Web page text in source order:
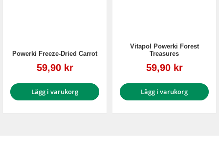
Powerki Freeze-Dried Carrot
Reapris
59,90 kr
Lägg i varukorg
Vitapol Powerki Forest
Treasures
Reapris
59,90 kr
Lägg i varukorg